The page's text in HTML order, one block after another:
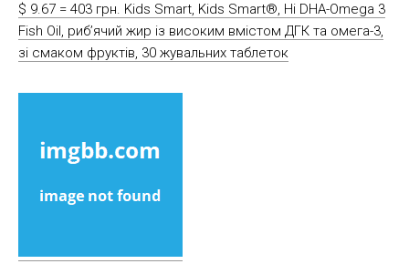
$ 9.67 = 403 грн. Kids Smart, Kids Smart®, Hi DHA-Omega 3
Fish Oil, риб’ячий жир із високим вмістом ДГК та омега-3,
зі смаком фруктів, 30 жувальних таблеток